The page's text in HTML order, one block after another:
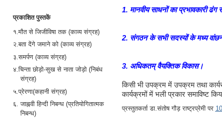
प्रकाशित पुस्तकें
१.मौत से जिजीविषा तक (काव्य संग्रह)
२.बता देंगे जमाने को (काव्य संग्रह)
३.समर्पण (काव्य संग्रह)
४.चिन्ता छोड़ो-सुख से नाता जोड़ो (निबंध
संग्रह)
५.प्रेरणा(कहानी संग्रह)
६. जाह्नवी हिन्दी निबन्ध (प्रतियोगितात्मक
निबन्ध)
1. मानवीय साधनों का प्रभावकारी ढंग
2. संगठन के सभी सदस्यों के मध्य
3. अधिकतम् वैयक्तिक विकास।
किसी भी उपक्रम में उपक्रम तथा
कार्यक्रमों में भली प्रकार समाविष्ट
प्रस्तुतकर्ताडा.संतोष गौड़ राष्ट्रप्रेमी पर